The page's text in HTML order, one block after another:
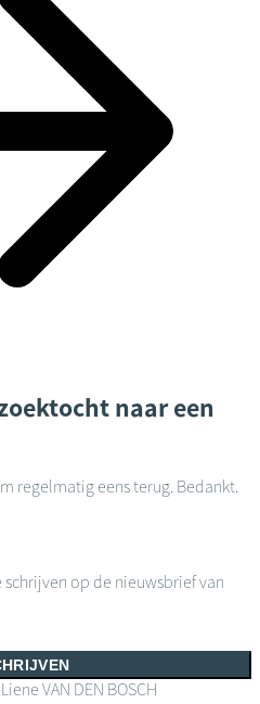
naar een
regelmatig eens terug. Bedankt.
op de nieuwsbrief van
Liene VAN DEN BOSCH